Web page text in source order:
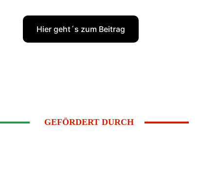
Hier geht´s zum Beitrag
GEFÖRDERT DURCH